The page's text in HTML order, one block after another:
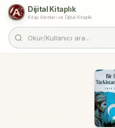
Dijital Kitaplık
Kitap Alıntıları ve Dijital Kitaplık